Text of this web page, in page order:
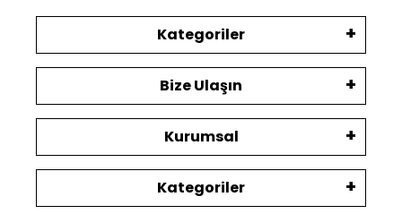
Kategoriler
Bize Ulaşın
Kurumsal
Kategoriler